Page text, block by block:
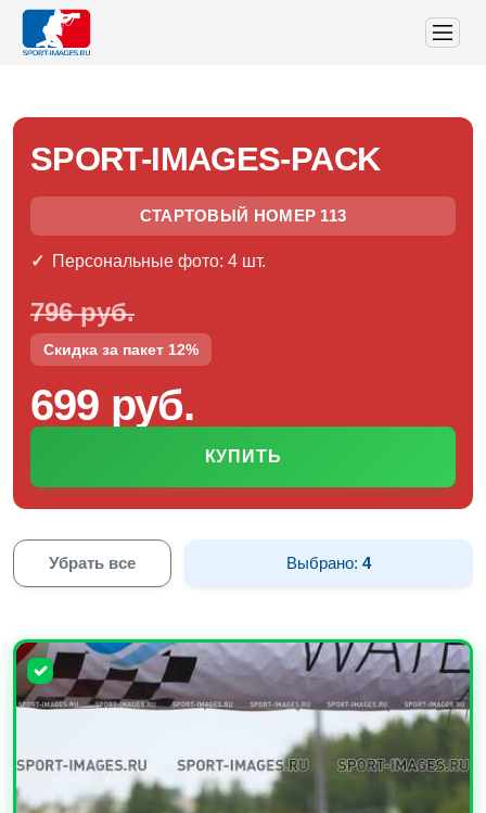
SPORT-IMAGES-PACK
СТАРТОВЫЙ НОМЕР 113
Персональные фото: 4 шт.
796 руб.
Скидка за пакет 12%
699 руб.
КУПИТЬ
Убрать все Выбрано:4